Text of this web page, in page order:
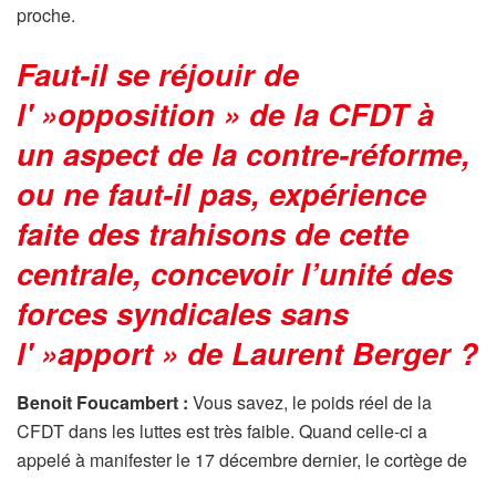
proche.
Faut-il se réjouir de
l' »opposition » de la CFDT à
un aspect de la contre-réforme,
ou ne faut-il pas, expérience
faite des trahisons de cette
centrale, concevoir l’unité des
forces syndicales sans
l' »apport » de Laurent Berger ?
Benoit Foucambert : Vous savez, le poids réel de la
CFDT dans les luttes est très faible. Quand celle-ci a
appelé à manifester le 17 décembre dernier, le cortège de